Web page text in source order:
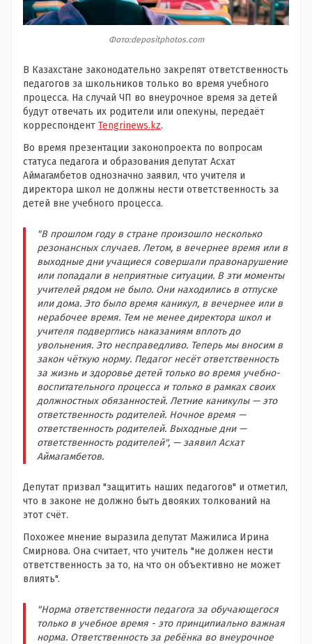
Фото:depositphotos.com
В Казахстане законодательно закрепят ответственность
педагогов за школьников только во время учебного
процесса. На случай ЧП во внеурочное время за детей
будут отвечать их родители или опекуны, передаёт
корреспондент Tengrinews.kz.
Во время презентации законопроекта по вопросам
статуса педагога и образования депутат Асхат
Аймагамбетов однозначно заявил, что учителя и
директора школ не должны нести ответственность за
детей вне учебного процесса.
"В прошлом году в стране произошло несколько
резонансных случаев. Летом, в вечернее время или в
выходные дни учащиеся совершали правонарушение
или попадали в неприятные ситуации. В эти моменты
учителей рядом не было. Они находились в отпуске
или дома. Это было время каникул, в вечернее или в
нерабочее время. Тем не менее директора школ и
учителя подверглись наказаниям вплоть до
увольнения. Это несправедливо. Теперь мы вносим в
закон чёткую норму. Педагог несёт ответственность
за жизнь и здоровье детей только во время учебно-
воспитательного процесса и только в рамках своих
должностных обязанностей. Летние каникулы — это
ответственность родителей. Ночное время —
ответственность родителей. Выходные дни —
ответственность родителей", — заявил Асхат
Аймагамбетов.
Депутат призвал "защитить наших педагогов" и отметил,
что в законе не должно быть двояких толкований на
этот счёт.
Похожее мнение выразила депутат Мажилиса Ирина
Смирнова. Она считает, что учитель "не должен нести
ответственность за то, на что он объективно не может
влиять".
"Норма ответственности педагога за обучающегося
только в учебное время - это принципиально важная
норма. Ответственность за ребёнка во внеурочное